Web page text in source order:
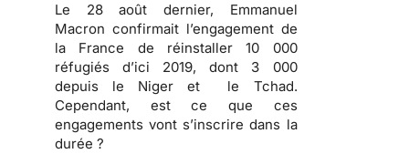
Le 28 août dernier, Emmanuel
Macron confirmait l’engagement de
la France de réinstaller 10 000
réfugiés d’ici 2019, dont 3 000
depuis le Niger et le Tchad.
Cependant, est ce que ces
engagements vont s’inscrire dans la
durée ?